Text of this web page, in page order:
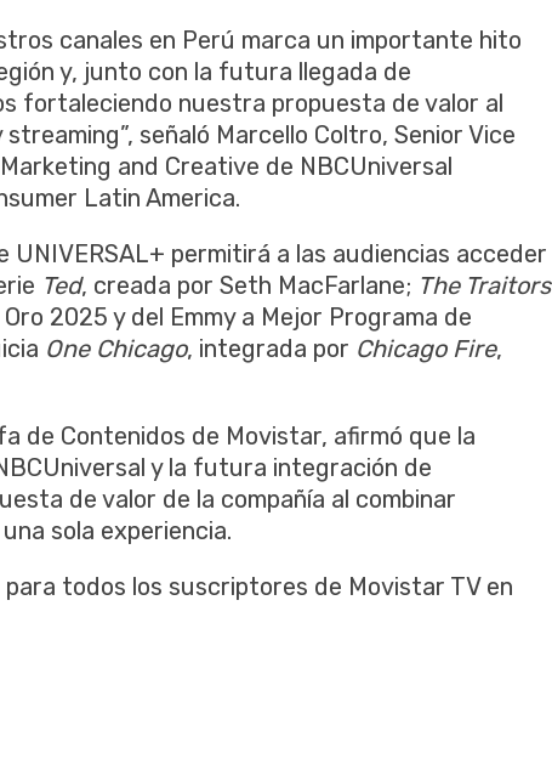
canales en Perú marca un importante hito
y, junto con la futura llegada de
fortaleciendo nuestra propuesta de valor al
señaló Marcello Coltro, Senior Vice
and Creative de NBCUniversal
Latin America.
permitirá a las audiencias acceder
Ted, creada por Seth MacFarlane; The Traitors
2025 y del Emmy a Mejor Programa de
One Chicago, integrada por Chicago Fire,
de Contenidos de Movistar, afirmó que la
y la futura integración de
de valor de la compañía al combinar
sola experiencia.
todos los suscriptores de Movistar TV en